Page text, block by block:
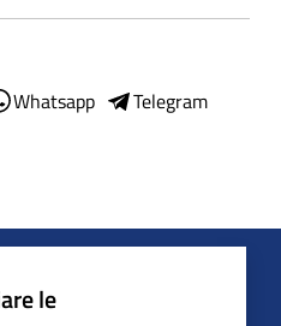
Whatsapp
Telegram
le